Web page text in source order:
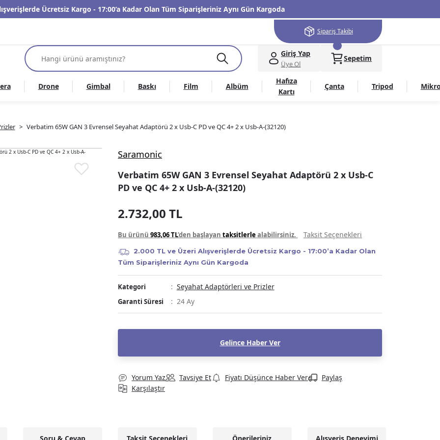
Ücretsiz Kargo - 17:00’a Kadar Olan Tüm Siparişleriniz Aynı Gün Kargoda
Sipariş Takibi
Giriş Yap
Üye Ol
Sepetim
Drone Gimbal Baskı Film Albüm
Hafıza
Kartı
Çanta Tripod
Verbatim 65W GAN 3 Evrensel Seyahat Adaptörü 2 x Usb-C PD ve QC 4+ 2 x Usb-A-(32120)
Saramonic
Verbatim 65W GAN 3 Evrensel Seyahat Adaptörü 2 x Usb-C
PD ve QC 4+ 2 x Usb-A-(32120)
2.732,00 TL
Bu ürünü 983,06 TL’den başlayan taksitlerlealabilirsiniz. Taksit Seçenekleri
2.000 TL ve Üzeri Alışverişlerde Ücretsiz Kargo - 17:00’a Kadar Olan
Tüm Siparişleriniz Aynı Gün Kargoda
Kategori Seyahat Adaptörleri ve Prizler
Garanti Süresi 24 Ay
Gelince Haber Ver
Yorum Yaz Tavsiye Et Fiyatı Düşünce Haber Ver
Paylaş
Karşılaştır